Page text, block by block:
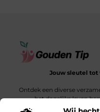
Jouw sleutel tot
Ontdek een diverse
het dagelijks leven